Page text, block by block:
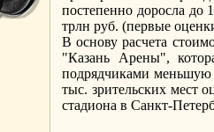
постепенно доросла до
трлн руб. (первые
В основу расчета
"Казань Арены",
подрядчиками меньшую
тыс. зрительских мест
стадиона в Санкт-